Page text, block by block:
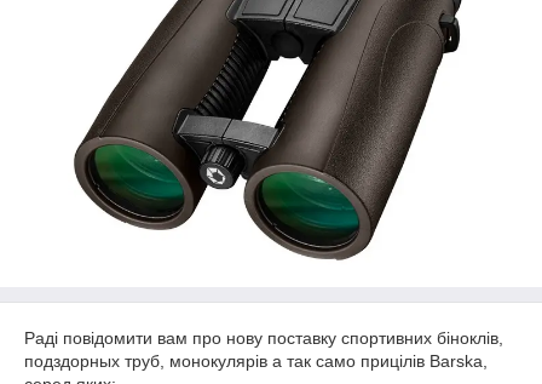
Раді повідомити вам про нову поставку спортивних біноклів,
подздорных труб, монокулярів а так само прицілів Barska,